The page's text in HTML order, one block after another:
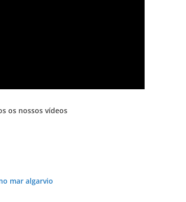
os nossos vídeos
mar algarvio